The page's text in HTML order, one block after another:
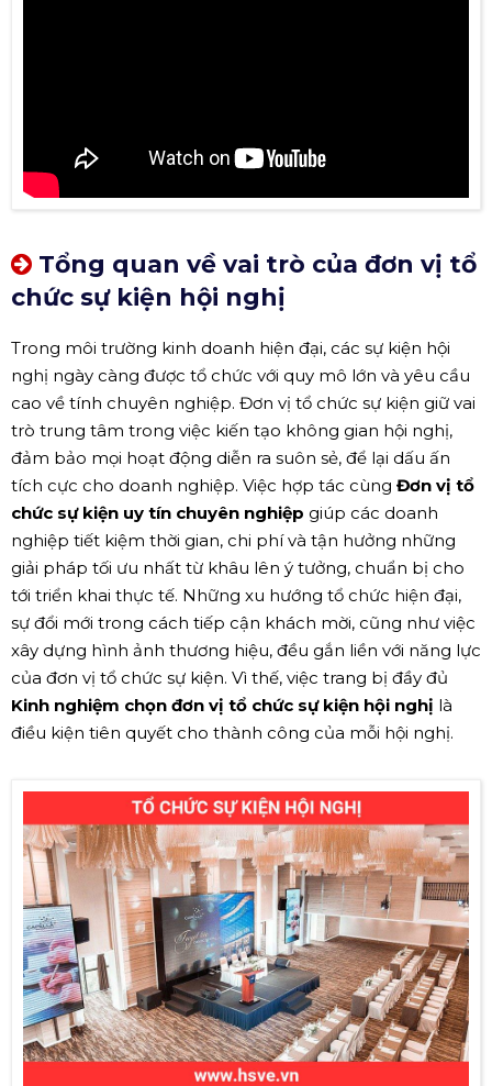
Tổng quan về vai trò của đơn vị tổ
chức sự kiện hội nghị
Trong môi trường kinh doanh hiện đại, các sự kiện hội
nghị ngày càng được tổ chức với quy mô lớn và yêu cầu
cao về tính chuyên nghiệp. Đơn vị tổ chức sự kiện giữ vai
trò trung tâm trong việc kiến tạo không gian hội nghị,
đảm bảo mọi hoạt động diễn ra suôn sẻ, để lại dấu ấn
tích cực cho doanh nghiệp. Việc hợp tác cùng Đơn vị tổ
chức sự kiện uy tín chuyên nghiệp giúp các doanh
nghiệp tiết kiệm thời gian, chi phí và tận hưởng những
giải pháp tối ưu nhất từ khâu lên ý tưởng, chuẩn bị cho
tới triển khai thực tế. Những xu hướng tổ chức hiện đại,
sự đổi mới trong cách tiếp cận khách mời, cũng như việc
xây dựng hình ảnh thương hiệu, đều gắn liền với năng lực
của đơn vị tổ chức sự kiện. Vì thế, việc trang bị đầy đủ
Kinh nghiệm chọn đơn vị tổ chức sự kiện hội nghị là
điều kiện tiên quyết cho thành công của mỗi hội nghị.